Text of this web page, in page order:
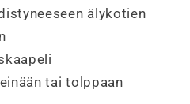
älykotien
tai tolppaan